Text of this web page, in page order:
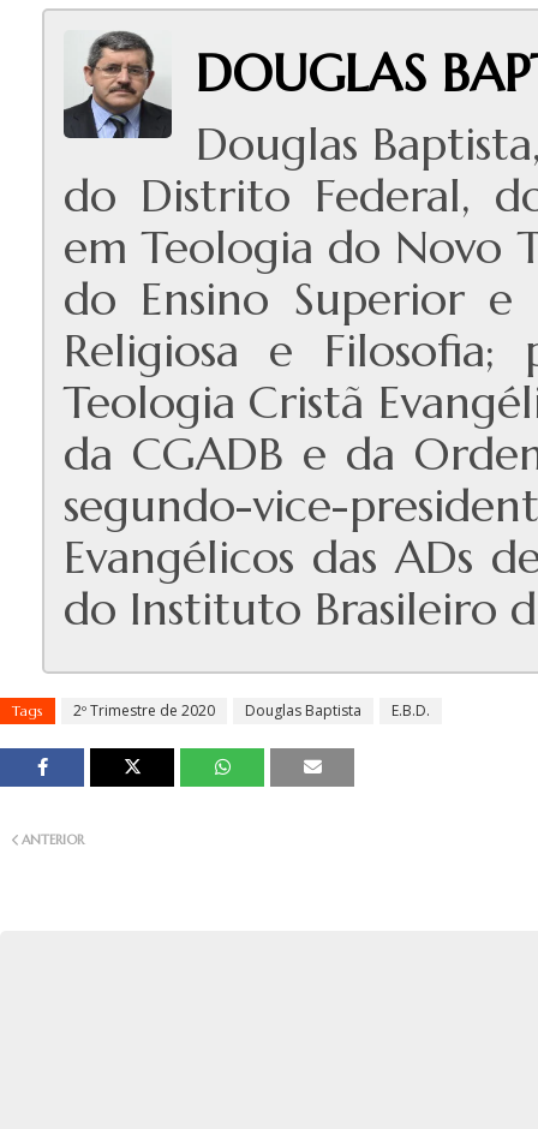
DOUGLAS
Douglas
do Distrito Federal,
em Teologia do Novo
do Ensino Superior e
Religiosa e Filosofia;
Teologia Cristã
da CGADB e da
segundo-vice-
Evangélicos das ADs
do Instituto Brasileiro
Tags 2º Trimestre de 2020 Douglas Baptista E.B.D.
ANTERIOR